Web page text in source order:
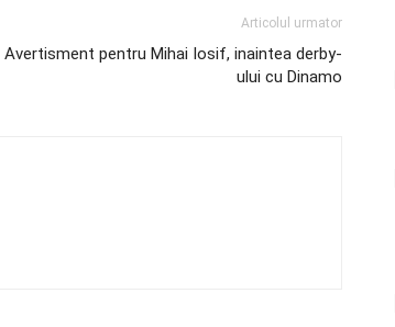
Articolul urmator
Avertisment pentru Mihai Iosif, inaintea derby-
ului cu Dinamo